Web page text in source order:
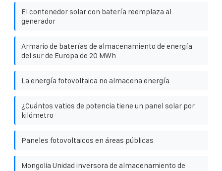
El contenedor solar con batería reemplaza al
generador
Armario de baterías de almacenamiento de energía
del sur de Europa de 20 MWh
La energía fotovoltaica no almacena energía
¿Cuántos vatios de potencia tiene un panel solar por
kilómetro
Paneles fotovoltaicos en áreas públicas
Mongolia Unidad inversora de almacenamiento de